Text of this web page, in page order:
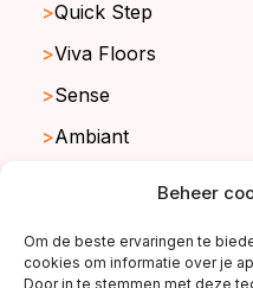
Beheer
Om de beste ervaringen te
cookies om informatie over je
Door in te stemmen met deze
Quick Step
Viva Floors
Sense
Ambiant
copyright ©2026